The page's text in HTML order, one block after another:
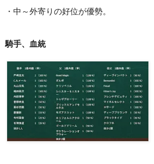
・中～外寄りの好位が優勢。
騎手、血統